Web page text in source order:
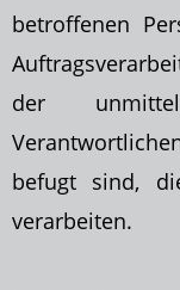
betroffenen
der
befugt sind,
verarbeiten.